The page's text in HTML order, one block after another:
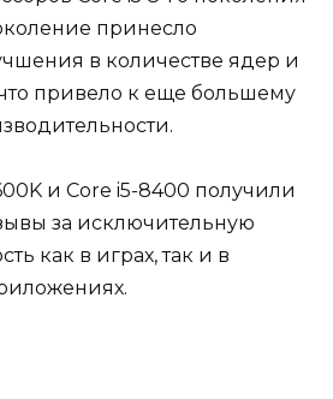
принесло
в количестве ядер и
что привело к еще большему
и Core i5-8400 получили
за исключительную
как в играх, так и в